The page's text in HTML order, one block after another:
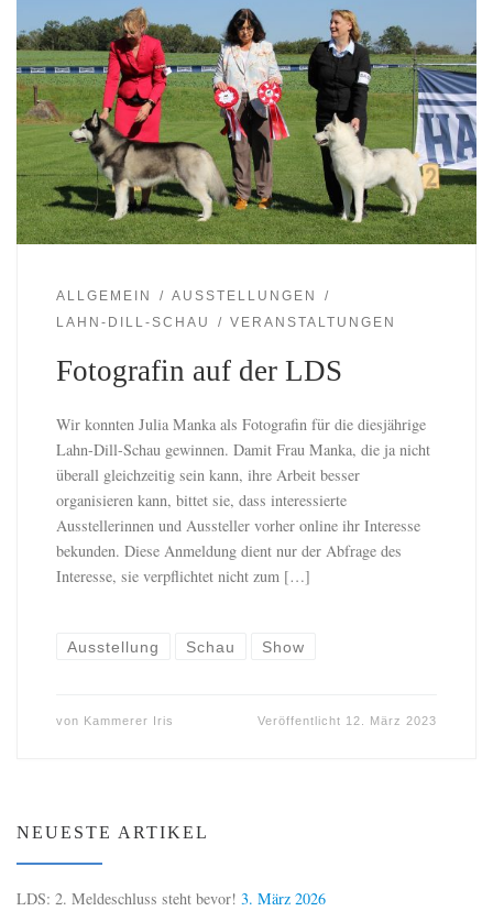
ALLGEMEIN
AUSSTELLUNGEN
LAHN-DILL-SCHAU
VERANSTALTUNGEN
Fotografin auf der LDS
Wir konnten Julia Manka als Fotografin für die diesjährige
Lahn-Dill-Schau gewinnen. Damit Frau Manka, die ja nicht
überall gleichzeitig sein kann, ihre Arbeit besser
organisieren kann, bittet sie, dass interessierte
Ausstellerinnen und Aussteller vorher online ihr Interesse
bekunden. Diese Anmeldung dient nur der Abfrage des
Interesse, sie verpflichtet nicht zum […]
Ausstellung Schau Show
von Kammerer Iris Veröffentlicht 12. März 2023
NEUESTE ARTIKEL
LDS: 2. Meldeschluss steht bevor! 3. März 2026